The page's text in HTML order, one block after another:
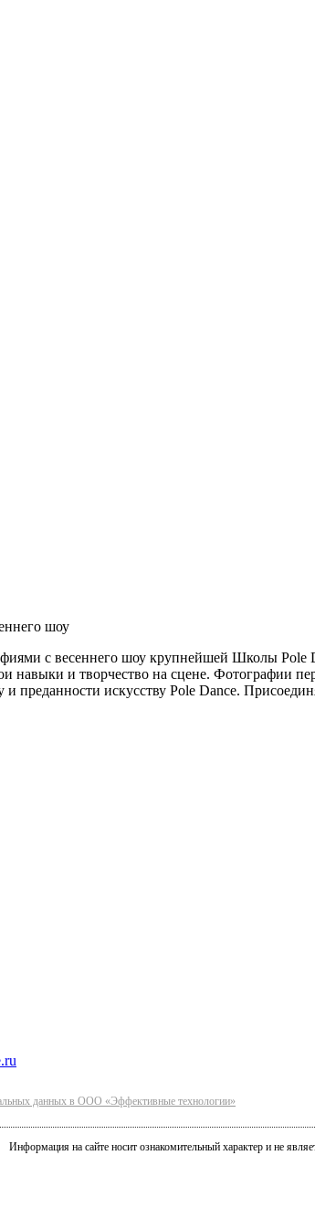
шоу
с весеннего шоу крупнейшей Школы
навыки и творчество на сцене. Фотографии
и преданности искусству Pole Dance.
данных в ООО «Эффективные технологии»
Информация на сайте носит ознакомительный характер и не